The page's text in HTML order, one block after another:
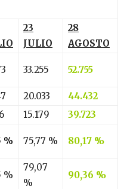
23
JULIO
28
AGOSTO
33.255 52.755
20.033
44.432
15.179
39.723
% 75,77 % 80,17 %
%
79,07
%
90,36 %